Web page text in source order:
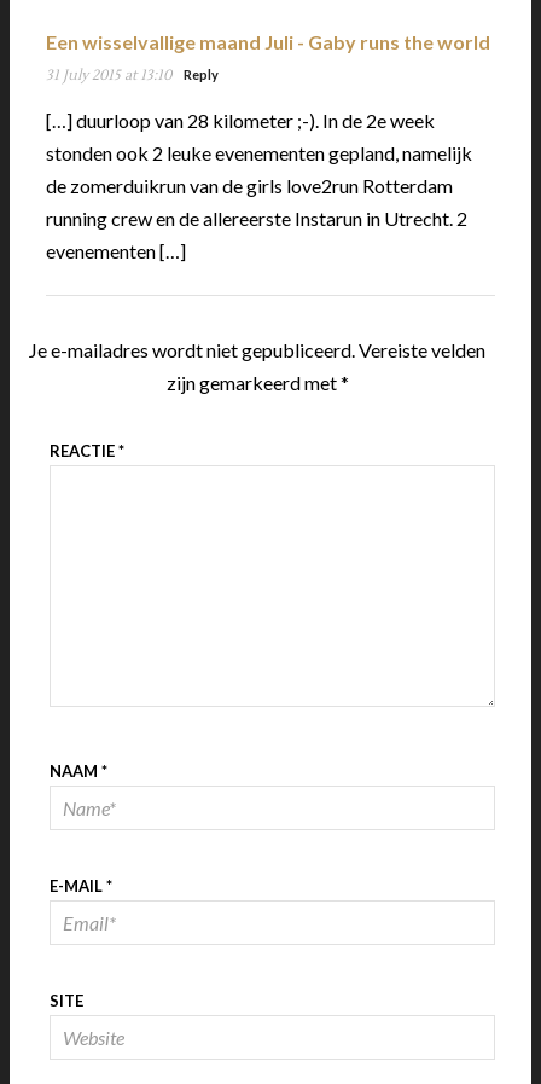
Een wisselvallige maand Juli - Gaby runs the world
31 July 2015 at 13:10 Reply
[…] duurloop van 28 kilometer ;-). In de 2e week
stonden ook 2 leuke evenementen gepland, namelijk
de zomerduikrun van de girls love2run Rotterdam
running crew en de allereerste Instarun in Utrecht. 2
evenementen […]
Je e-mailadres wordt niet gepubliceerd. Vereiste velden
zijn gemarkeerd met*
REACTIE*
NAAM *
E-MAIL*
SITE